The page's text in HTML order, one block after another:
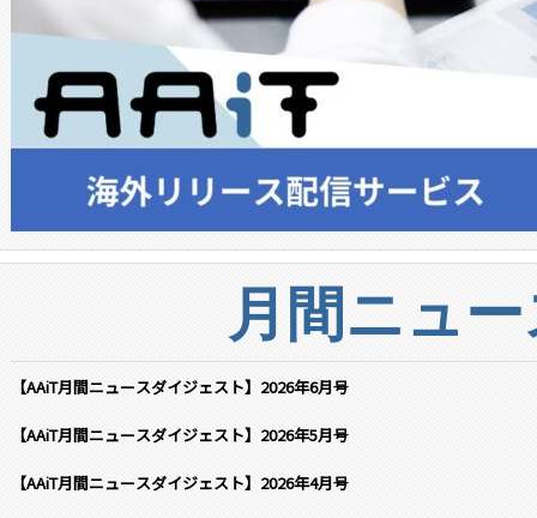
月間ニュ
【AAiT月間ニュースダイジェスト】2026年6月号
【AAiT月間ニュースダイジェスト】2026年5月号
【AAiT月間ニュースダイジェスト】2026年4月号